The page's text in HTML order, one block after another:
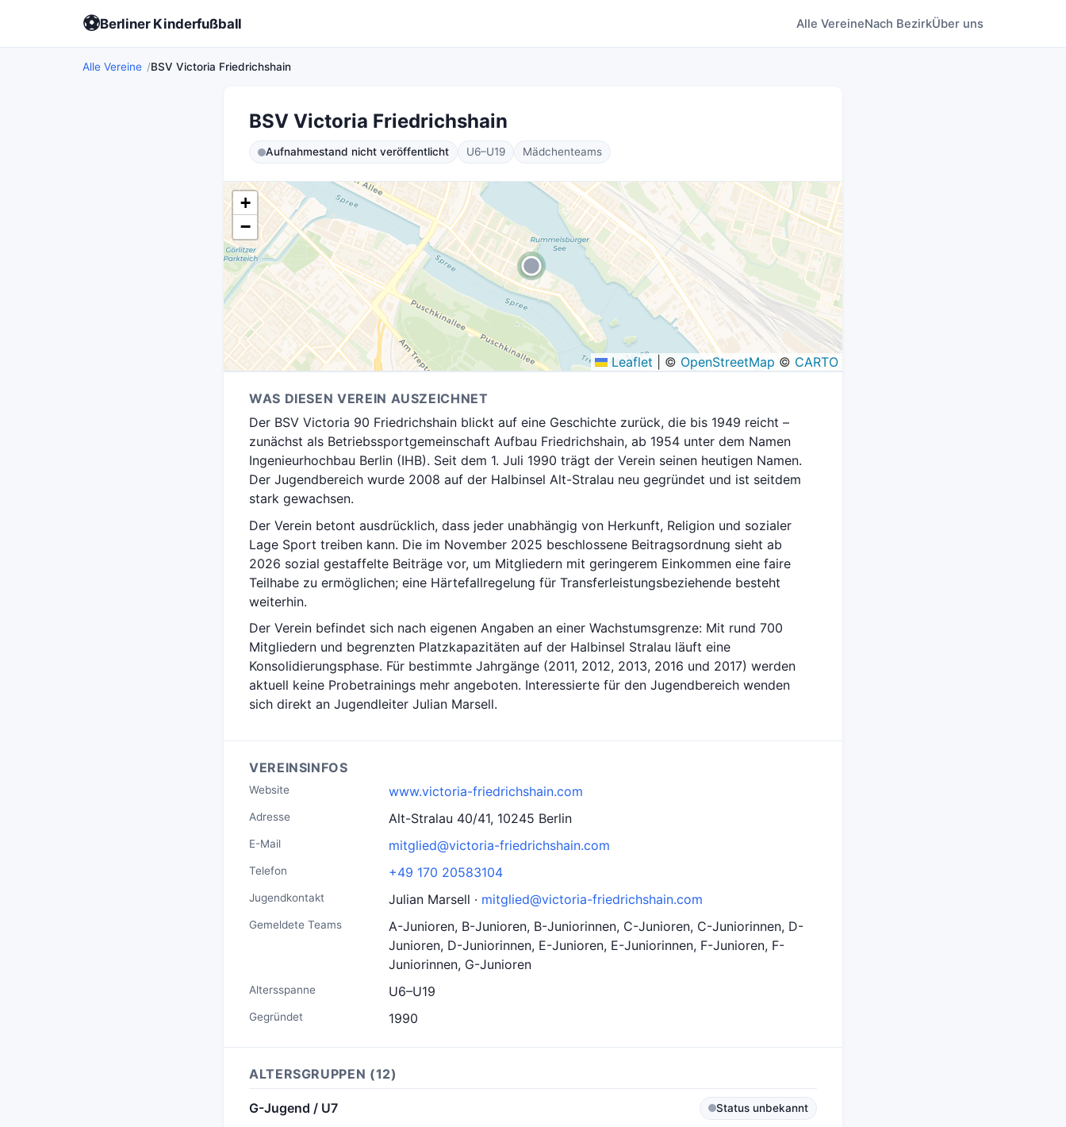
⚽Berliner Kinderfußball Alle VereineNach BezirkÜber uns
Alle Vereine BSV Victoria Friedrichshain
BSV Victoria Friedrichshain
Aufnahmestand nicht veröffentlicht U6–U19 Mädchenteams
+
−
Leaflet © OpenStreetMap © CARTO
WAS DIESEN VEREIN AUSZEICHNET
Der BSV Victoria 90 Friedrichshain blickt auf eine Geschichte zurück, die bis 1949 reicht –
zunächst als Betriebssportgemeinschaft Aufbau Friedrichshain, ab 1954 unter dem Namen
Ingenieurhochbau Berlin (IHB). Seit dem 1. Juli 1990 trägt der Verein seinen heutigen Namen.
Der Jugendbereich wurde 2008 auf der Halbinsel Alt-Stralau neu gegründet und ist seitdem
stark gewachsen.
Der Verein betont ausdrücklich, dass jeder unabhängig von Herkunft, Religion und sozialer
Lage Sport treiben kann. Die im November 2025 beschlossene Beitragsordnung sieht ab
2026 sozial gestaffelte Beiträge vor, um Mitgliedern mit geringerem Einkommen eine faire
Teilhabe zu ermöglichen; eine Härtefallregelung für Transferleistungsbeziehende besteht
weiterhin.
Der Verein befindet sich nach eigenen Angaben an einer Wachstumsgrenze: Mit rund 700
Mitgliedern und begrenzten Platzkapazitäten auf der Halbinsel Stralau läuft eine
Konsolidierungsphase. Für bestimmte Jahrgänge (2011, 2012, 2013, 2016 und 2017) werden
aktuell keine Probetrainings mehr angeboten. Interessierte für den Jugendbereich wenden
sich direkt an Jugendleiter Julian Marsell.
VEREINSINFOS
Website www.victoria-friedrichshain.com
Adresse Alt-Stralau 40/41, 10245 Berlin
E-Mail mitglied@victoria-friedrichshain.com
Telefon +49 170 20583104
Jugendkontakt Julian Marsell · mitglied@victoria-friedrichshain.com
Gemeldete Teams
A-Junioren, B-Junioren, B-Juniorinnen, C-Junioren, C-Juniorinnen, D-
Junioren, D-Juniorinnen, E-Junioren, E-Juniorinnen, F-Junioren, F-
Juniorinnen, G-Junioren
Altersspanne U6–U19
Gegründet 1990
ALTERSGRUPPEN (12)
G-Jugend / U7 Status unbekannt